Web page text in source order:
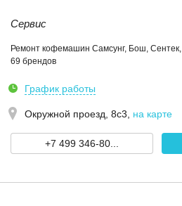
Сервис
Ремонт кофемашин Самсунг, Бош,
69 брендов
График работы
Окружной проезд, 8с3 на карте
+7 499 346-80...